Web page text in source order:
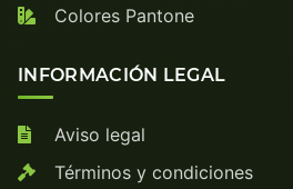
Colores Pantone
INFORMACIÓN LEGAL
Aviso legal
Términos y condiciones